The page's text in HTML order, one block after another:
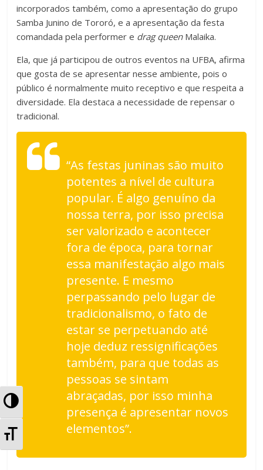
A
t
A
incorporados também, como a apresentação do grupo
Samba Junino de Tororó, e a apresentação da festa
comandada pela performer e drag queenMalaika.
Ela, que já participou de outros eventos na UFBA, afirma
que gosta de se apresentar nesse ambiente, pois o
público é normalmente muito receptivo e que respeita a
diversidade. Ela destaca a necessidade de repensar o
tradicional.
“As festas juninas são muito
potentes a nível de cultura
popular. É algo genuíno da
nossa terra, por isso precisa
ser valorizado e acontecer
fora de época, para tornar
essa manifestação algo mais
presente. E mesmo
perpassando pelo lugar de
tradicionalismo, o fato de
estar se perpetuando até
hoje deduz ressignificações
também, para que todas as
pessoas se sintam
abraçadas, por isso minha
presença é apresentar novos
elementos”.